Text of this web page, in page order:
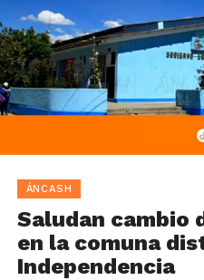
ÁNCASH
Saludan cambio
en la comuna
Independencia